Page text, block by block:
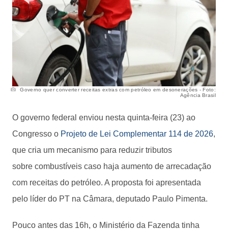
Governo quer converter receitas extras com petróleo em desonerações - Foto:
Agência Brasil
O governo federal enviou nesta quinta-feira (23) ao
Congresso o Projeto de Lei Complementar 114 de 2026,
que cria um mecanismo para reduzir tributos
sobre combustíveis caso haja aumento de arrecadação
com receitas do petróleo. A proposta foi apresentada
pelo líder do PT na Câmara, deputado Paulo Pimenta.
Pouco antes das 16h, o Ministério da Fazenda tinha